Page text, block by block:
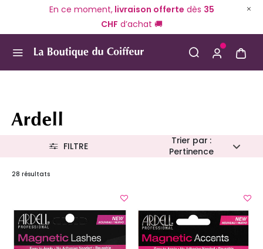
En ce moment,livraison offerte dès 35
CHF d’achat 🚚
Ardell
Trier par :
Pertinence
FILTRE
28 résultats